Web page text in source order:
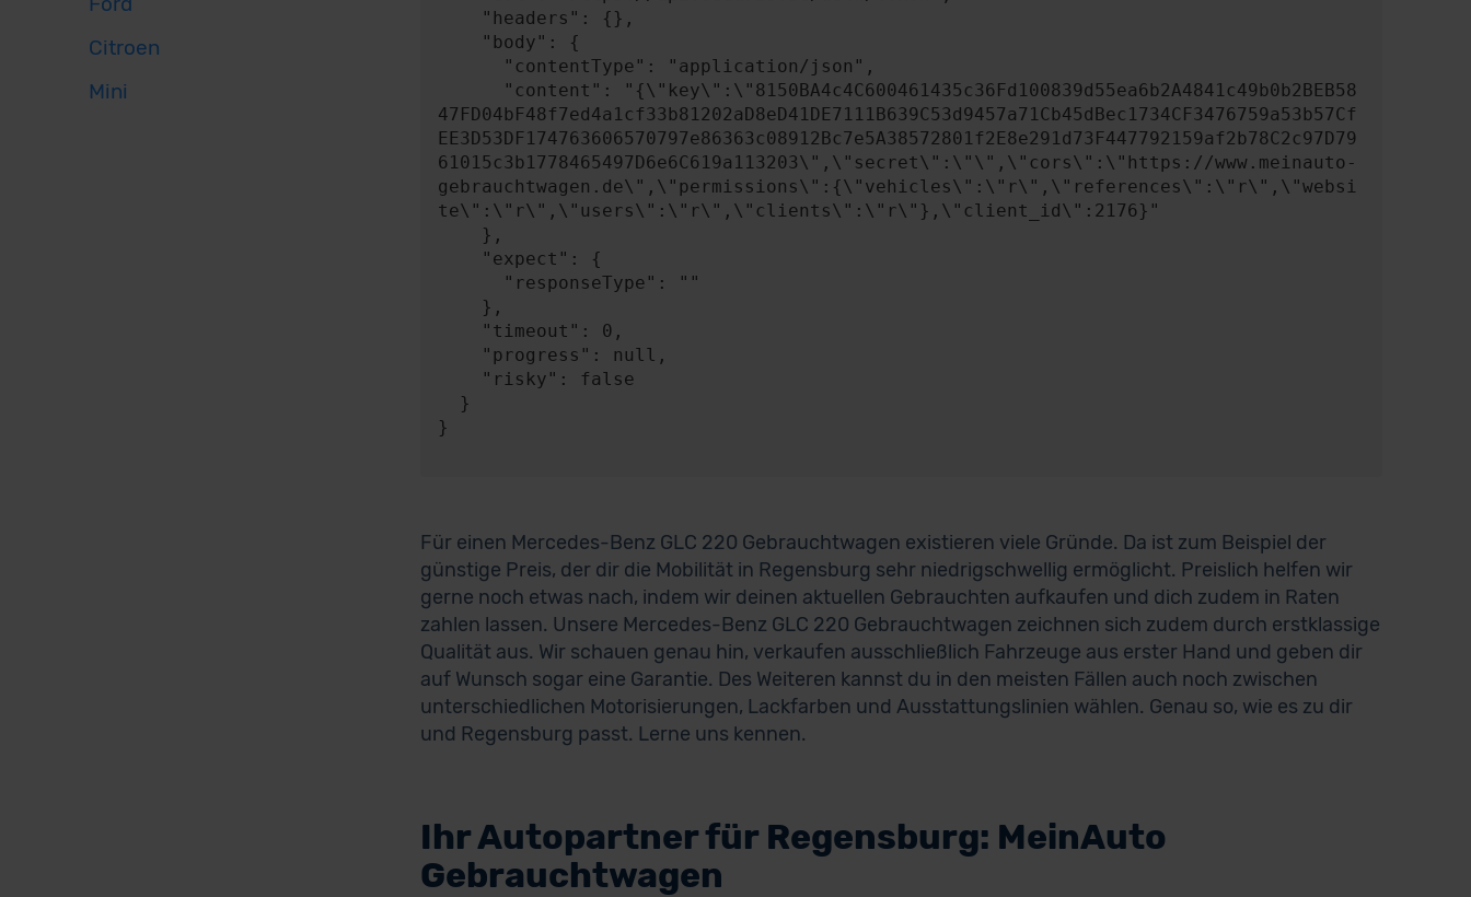
Citroen
Mini
47FD04bF48f7ed4a1cf33b81202aD8eD41DE7111B639C53d9457a71Cb45dBec1734CF3476759a53b57Cf
EE3D53DF174763606570797e86363c08912Bc7e5A38572801f2E8e291d73F447792159af2b78C2c97D79
61015c3b1778465497D6e6C619a113203\",\"secret\":\"\",\"cors\":\"https://www.meinauto-
gebrauchtwagen.de\",\"permissions\":{\"vehicles\":\"r\",\"references\":\"r\",\"websi
te\":\"r\",\"users\":\"r\",\"clients\":\"r\"},\"client_id\":2176}"
}
Für einen Mercedes-Benz GLC 220 Gebrauchtwagen existieren viele Gründe. Da ist zum Beispiel der
günstige Preis, der dir die Mobilität in Regensburg sehr niedrigschwellig ermöglicht. Preislich helfen wir
gerne noch etwas nach, indem wir deinen aktuellen Gebrauchten aufkaufen und dich zudem in Raten
zahlen lassen. Unsere Mercedes-Benz GLC 220 Gebrauchtwagen zeichnen sich zudem durch erstklassige
Qualität aus. Wir schauen genau hin, verkaufen ausschließlich Fahrzeuge aus erster Hand und geben dir
auf Wunsch sogar eine Garantie. Des Weiteren kannst du in den meisten Fällen auch noch zwischen
unterschiedlichen Motorisierungen, Lackfarben und Ausstattungslinien wählen. Genau so, wie es zu dir
und Regensburg passt. Lerne uns kennen.
Ihr Autopartner für Regensburg: MeinAuto
Gebrauchtwagen